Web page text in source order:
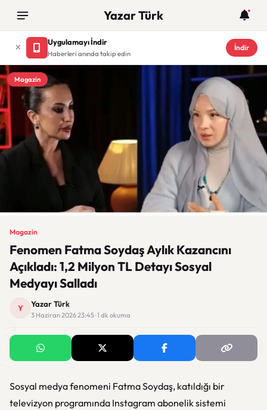
Yazar Türk
Uygulamayı İndir
Haberleri anında takip edin
İndir
Magazin
Magazin
Fenomen Fatma Soydaş Aylık Kazancını
Açıkladı: 1,2 Milyon TL Detayı Sosyal
Medyayı Salladı
Y Yazar Türk
3 Haziran 2026 23:45 · 1 dk okuma
Sosyal medya fenomeni Fatma Soydaş, katıldığı bir
televizyon programında Instagram abonelik sistemi